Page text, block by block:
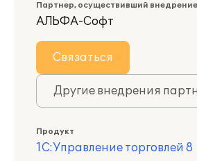
Партнер, осуществивший
АЛЬФА-Софт
Связаться
Другие внедрения
Продукт
1С:Управление торговлей 8